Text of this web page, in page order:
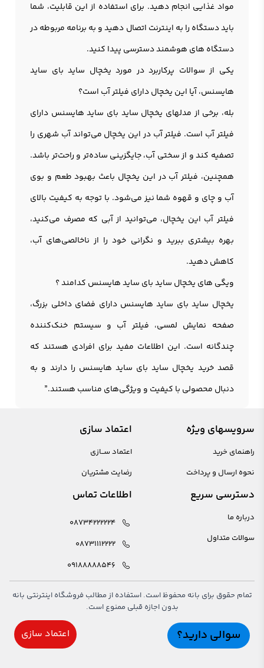
مواد غذایی انجام دهید. برای استفاده از این قابلیت، شما
باید دستگاه را به اینترنت اتصال دهید و به برنامه مربوطه در
دستگاه های هوشمند دسترسی پیدا کنید.
یکی از سوالات پرکاربرد در مورد یخچال ساید بای ساید
هایسنس، آیا این یخچال دارای فیلتر آب است؟
بله، برخی از مدلهای یخچال ساید بای ساید هایسنس دارای
فیلتر آب است. فیلتر آب در این یخچال می‌تواند آب شهری را
تصفیه کند و از سختی آب، جایگزینی ساده‌تر و راحت‌تر باشد.
همچنین، فیلتر آب در این یخچال باعث بهبود طعم و بوی
آب و چای و قهوه شما نیز می‌شود. با توجه به کیفیت بالای
فیلتر آب این یخچال، می‌توانید از آبی که مصرف می‌کنید،
بهره بیشتری ببرید و نگرانی خود را از ناخالصی‌های آب،
کاهش دهید.
ویگی های یخچال ساید بای ساید هایسنس کدامند ؟
یخچال ساید بای ساید هایسنس دارای فضای داخلی بزرگ،
صفحه نمایش لمسی، فیلتر آب و سیستم خنک‌کننده
چندگانه است. این اطلاعات مفید برای افرادی هستند که
قصد خرید یخچال ساید بای ساید هایسنس را دارند و به
دنبال محصولی با کیفیت و ویژگی‌های مناسب هستند.”
سرویسهای ویژه
راهنمای خرید
نحوه ارسال و پرداخت
اعتماد سازی
اعتماد ســازی
رضایت مشتریان
دسترسی سریع
درباره ما
سوالات متداول
اطلاعات تماس
08734222224
08731112222
09188888546
سوالی دارید؟ اعتماد سازی
تمام حقوق برای بانه محفوظ است. استفاده از مطالب فروشگاه اینترنتی بانه
بدون اجازه قبلی ممنوع است.